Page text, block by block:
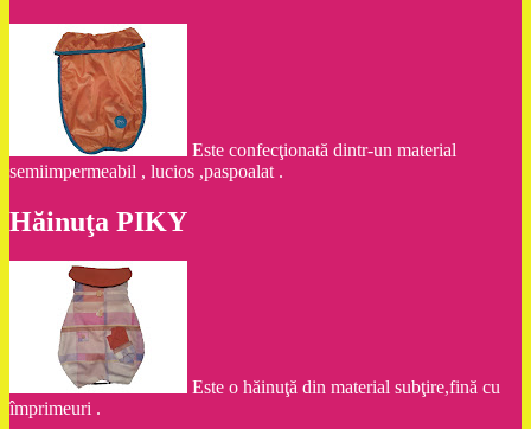
Este confecţionată dintr-un material
semiimpermeabil , lucios ,paspoalat .
Hăinuţa PIKY
Este o hăinuţă din material subţire,fină cu
împrimeuri .